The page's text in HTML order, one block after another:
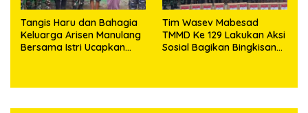
Tangis Haru dan Bahagia
Keluarga Arisen Manulang
Bersama Istri Ucapkan
Tim Wasev Mabesad
TMMD Ke 129 Lakukan Aksi
Sosial Bagikan Bingkisan